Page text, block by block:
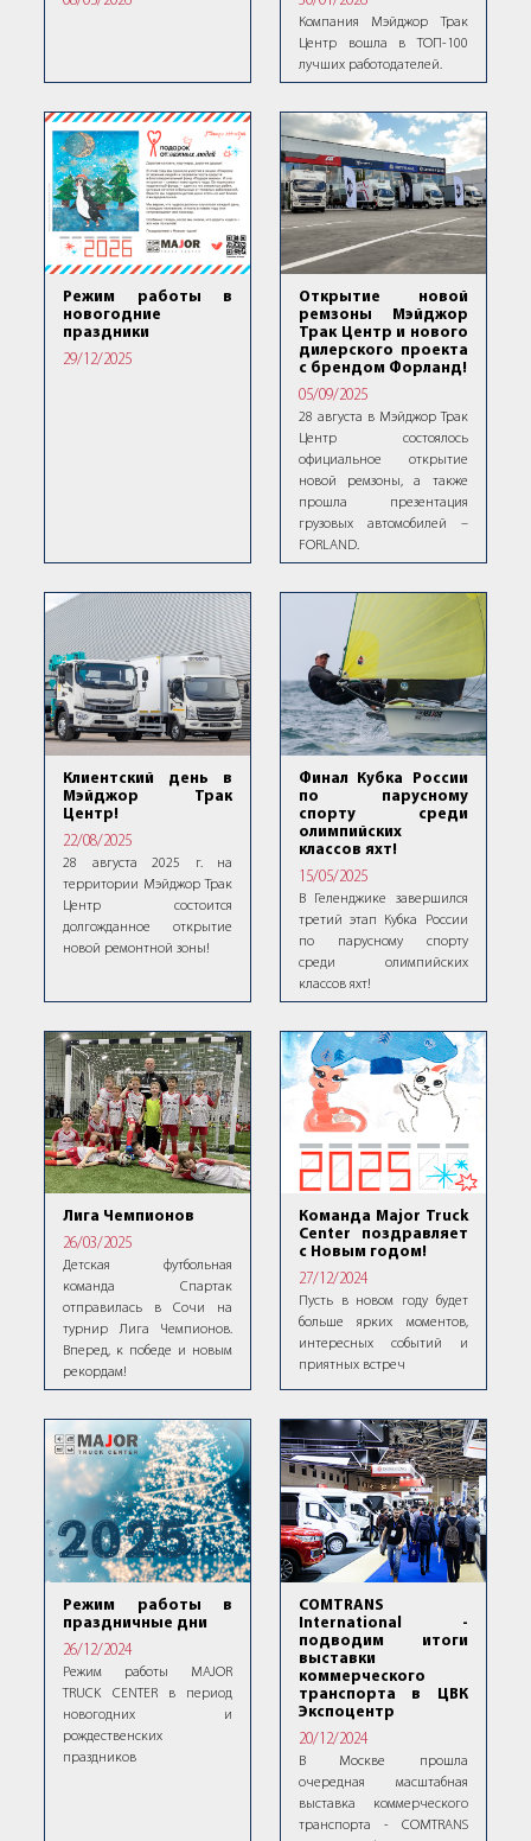
Компания Мэйджор Трак
Центр вошла в ТОП-100
лучших работодателей.
Режим работы в
новогодние
праздники
29/12/2025
Открытие новой
ремзоны Мэйджор
Трак Центр и нового
дилерского проекта
с брендом Форланд!
05/09/2025
28 августа в Мэйджор Трак
Центр состоялось
официальное открытие
новой ремзоны, а также
прошла презентация
грузовых автомобилей –
FORLAND.
Клиентский день в
Мэйджор Трак
Центр!
22/08/2025
28 августа 2025 г. на
территории Мэйджор Трак
Центр состоится
долгожданное открытие
новой ремонтной зоны!
Финал Кубка России
по парусному
спорту среди
олимпийских
классов яхт!
15/05/2025
В Геленджике завершился
третий этап Кубка России
по парусному спорту
среди олимпийских
классов яхт!
Лига Чемпионов
26/03/2025
Детская футбольная
команда Спартак
отправилась в Сочи на
турнир Лига Чемпионов.
Вперед, к победе и новым
рекордам!
Команда Major Truck
Center поздравляет
с Новым годом!
27/12/2024
Пусть в новом году будет
больше ярких моментов,
интересных событий и
приятных встреч
Режим работы в
праздничные дни
26/12/2024
Режим работы MAJOR
TRUCK CENTER в период
новогодних и
рождественских
праздников
COMTRANS
International -
подводим итоги
выставки
коммерческого
транспорта в ЦВК
Экспоцентр
20/12/2024
В Москве прошла
очередная масштабная
выставка коммерческого
транспорта - COMTRANS